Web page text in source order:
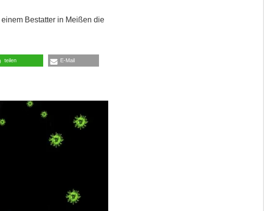
Bestatter in Meißen die
teilen E-Mail